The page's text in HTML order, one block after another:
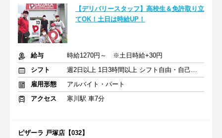
【デリバリースタッフ】高校生＆免許取り立
てOK！土日は時給UP！
給与
時給1270円～ ※土日時給+30円
シフト
週2日以上 1日3時間以上 シフト自由・自己申告
雇用形態
アルバイト・パート
アクセス
寒川駅 車7分
ピザーラ 戸塚店【032】